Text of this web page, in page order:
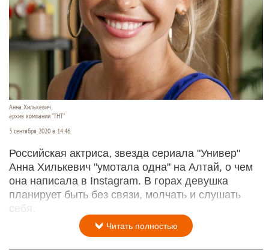
Анна Хилькевич.
архив компании "ТНТ"
3 сентября 2020 в 14:46
Российская актриса, звезда сериала "Универ"
Анна Хилькевич "умотала одна" на Алтай, о чем
она написала в Instagram. В горах девушка
планирует быть без связи, молчать и слушать
себя.
Читать полностью